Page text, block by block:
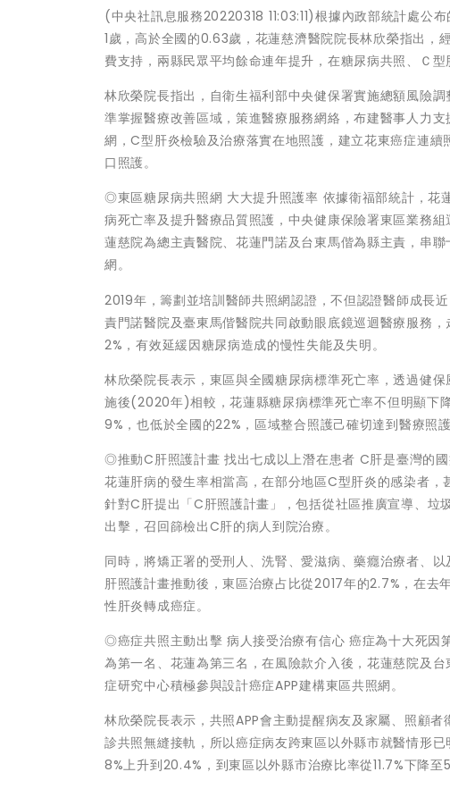
(中央社訊息服務20220318 11:03:11)根據內政部統計處公
1歲，高於全國的0.63歲，花蓮慈濟醫院院長林欣榮指出
費支持，兩縣民眾平均餘命連年提升，在糖尿病共照、Ｃ型
林欣榮院長指出，自衛生福利部中央健保署實施總額風險
準掌握醫療改善區域，策進醫療服務網絡，布建醫事人力
網，C型肝炎檢驗及治療落實在地照護，建立花東癌症連
口照護。
◎東區糖尿病共照網 大大提升照護率 依據衛福部統計，花
病死亡率及提升醫療品質照護，中央健康保險署東區業務
蓮慈院為總主責醫院、花蓮門諾及台東馬偕為縣主責，串
網。
2019年，籌劃並培訓醫師共照網認證，不但認證醫師成長
責門諾醫院及臺東馬偕醫院共同啟動眼底鏡巡迴醫療服務
2%，有效延緩因糖尿病造成的慢性失能及失明。
林欣榮院長表示，東區與全國糖尿病標準死亡率，透過健
施後(2020年)相較，花蓮縣糖尿病標準死亡率不但明顯下
9%，也低於全國的22%，區域整合照護己確切達到醫療照
◎推動C肝照護計畫 找出七成以上潛在患者 C肝是臺灣的
花蓮肝病的發生率相當高，在部分地區C型肝炎的感染者
針對C肝提出「C肝照護計畫」，包括從社區推廣宣導、
出擊，召回篩檢出C肝的病人到院治療。
同時，將矯正署的受刑人、洗腎、愛滋病、藥癮治療者、
肝照護計畫推動後，東區治療占比從2017年的2.7%，在
性肝炎轉成癌症。
◎癌症共照主動出擊 病人接受治療有信心 癌症為十大死因
為第一名、花蓮為第三名，在風險款介入後，花蓮慈院及
症研究中心積極參與設計癌症APP建構東區共照網。
林欣榮院長表示，共照APP會主動提醒病友及家屬、照顧
診共照無縫接軌，所以癌症病友跨東區以外縣市就醫情形
8%上升到20.4%，到東區以外縣市治療比率從11.7%下降至